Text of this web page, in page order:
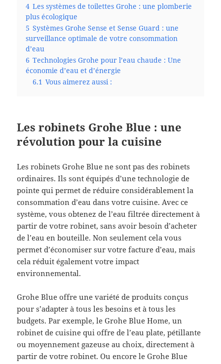
4 Les systèmes de toilettes Grohe : une plomberie
plus écologique
5 Systèmes Grohe Sense et Sense Guard : une
surveillance optimale de votre consommation
d’eau
6 Technologies Grohe pour l’eau chaude : Une
économie d’eau et d’énergie
6.1 Vous aimerez aussi :
Les robinets Grohe Blue : une
révolution pour la cuisine
Les robinets Grohe Blue ne sont pas des robinets
ordinaires. Ils sont équipés d’une technologie de
pointe qui permet de réduire considérablement la
consommation d’eau dans votre cuisine. Avec ce
système, vous obtenez de l’eau filtrée directement à
partir de votre robinet, sans avoir besoin d’acheter
de l’eau en bouteille. Non seulement cela vous
permet d’économiser sur votre facture d’eau, mais
cela réduit également votre impact
environnemental.
Grohe Blue offre une variété de produits conçus
pour s’adapter à tous les besoins et à tous les
budgets. Par exemple, le Grohe Blue Home, un
robinet de cuisine qui offre de l’eau plate, pétillante
ou moyennement gazeuse au choix, directement à
partir de votre robinet. Ou encore le Grohe Blue